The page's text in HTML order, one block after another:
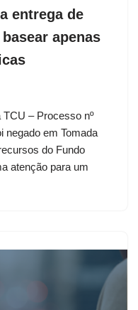
entrega de
apenas
– Processo nº
negado em Tomada
do Fundo
atenção para um